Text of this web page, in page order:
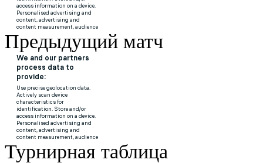
Предыдущий матч
Турнирная таблица